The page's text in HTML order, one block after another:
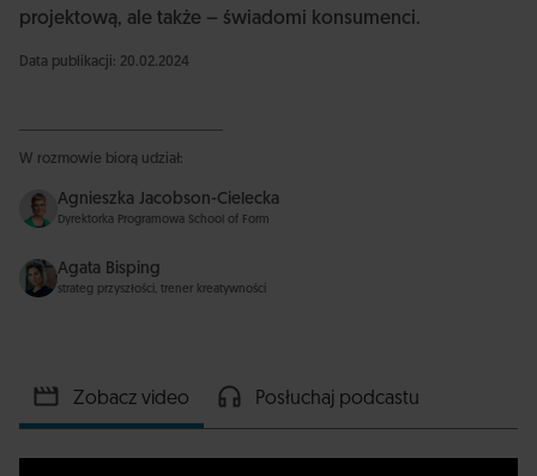
projektową, ale także – świadomi konsumenci.
Data publikacji: 20.02.2024
W rozmowie biorą udział:
Agnieszka Jacobson-Cielecka
Dyrektorka Programowa School of Form
Agata Bisping
strateg przyszłości, trener kreatywności
Zobacz video Posłuchaj podcastu